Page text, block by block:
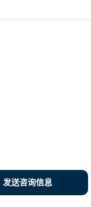
发送咨询信息